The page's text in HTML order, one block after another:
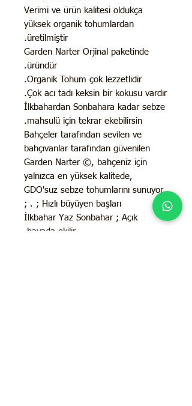
Verimi ve ürün kalitesi oldukça
yüksek organik tohumlardan
üretilmiştir.
Garden Narter Orjinal paketinde
üründür.
Organik Tohum çok lezzetlidir.
Çok acı tadı keksin bir kokusu vardır.
İlkbahardan Sonbahara kadar sebze
mahsulü için tekrar ekebilirsin.
Bahçeler tarafından sevilen ve
bahçıvanlar tarafından güvenilen
Garden Narter ©, bahçeniz için
yalnızca en yüksek kalitede,
GDO'suz sebze tohumlarını sunuyor.
. ; Hızlı büyüyen başları ;
İlkbahar Yaz Sonbahar ; Açık
havada ekilir.